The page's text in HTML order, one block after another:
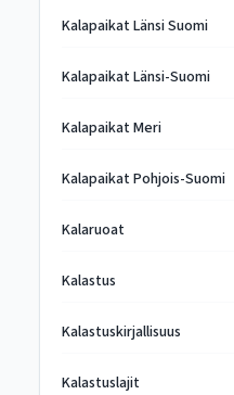
Kalapaikat Länsi Suomi
Kalapaikat Länsi-Suomi
Kalapaikat Meri
Kalapaikat Pohjois-Suomi
Kalaruoat
Kalastus
Kalastuskirjallisuus
Kalastuslajit